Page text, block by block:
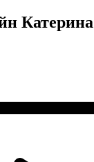
Катерина